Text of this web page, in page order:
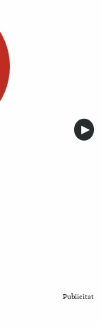
▶︎
Publicitat